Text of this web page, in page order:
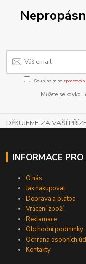
Souhlasím se
Můžete se
DĚKUJEME ZA VAŠÍ
INFORMACE
O nás
Jak nakupovat
Doprava a platba
Vrácení zboží
Reklamace
Obchodní podmínky
Ochrana osobních
Kontakty